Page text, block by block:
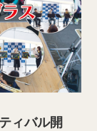
ィバル開